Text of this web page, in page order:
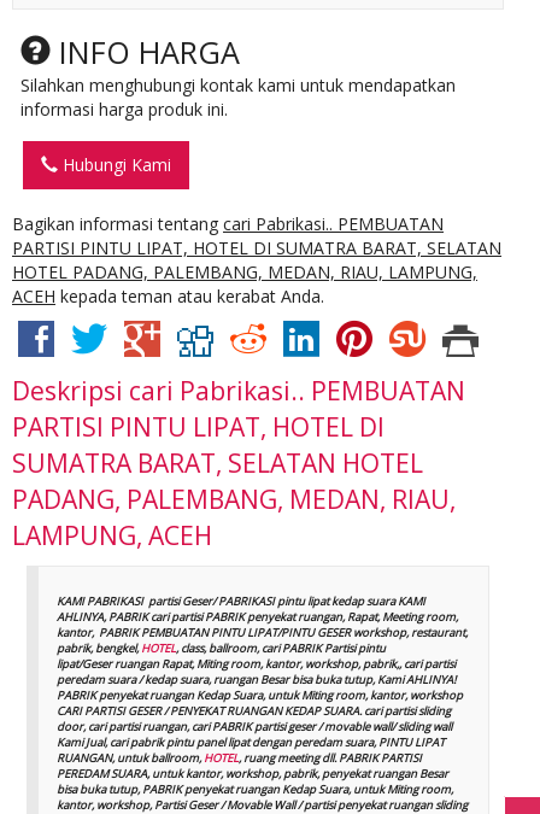
INFO HARGA
Silahkan menghubungi kontak kami untuk mendapatkan
informasi harga produk ini.
Hubungi Kami
Bagikan informasi tentang cari Pabrikasi.. PEMBUATAN
PARTISI PINTU LIPAT, HOTEL DI SUMATRA BARAT, SELATAN
HOTEL PADANG, PALEMBANG, MEDAN, RIAU, LAMPUNG,
ACEH kepada teman atau kerabat Anda.
Deskripsi cari Pabrikasi.. PEMBUATAN
PARTISI PINTU LIPAT, HOTEL DI
SUMATRA BARAT, SELATAN HOTEL
PADANG, PALEMBANG, MEDAN, RIAU,
LAMPUNG, ACEH
KAMI PABRIKASI partisi Geser/ PABRIKASI pintu lipat kedap suara KAMI
AHLINYA, PABRIK cari partisi PABRIK penyekat ruangan, Rapat, Meeting room,
kantor, PABRIK PEMBUATAN PINTU LIPAT/PINTU GESER workshop, restaurant,
pabrik, bengkel,HOTEL, class, ballroom, cari PABRIK Partisi pintu
lipat/Geser ruangan Rapat, Miting room, kantor, workshop, pabrik,, cari partisi
peredam suara / kedap suara, ruangan Besar bisa buka tutup, Kami AHLINYA!
PABRIK penyekat ruangan Kedap Suara, untuk Miting room, kantor, workshop
CARI PARTISI GESER / PENYEKAT RUANGAN KEDAP SUARA. cari partisi sliding
door, cari partisi ruangan, cari PABRIK partisi geser / movable wall/ sliding wall
Kami Jual, cari pabrik pintu panel lipat dengan peredam suara, PINTU LIPAT
RUANGAN, untuk ballroom,HOTEL, ruang meeting dll. PABRIK PARTISI
PEREDAM SUARA, untuk kantor, workshop, pabrik, penyekat ruangan Besar
bisa buka tutup, PABRIK penyekat ruangan Kedap Suara, untuk Miting room,
kantor, workshop, Partisi Geser / Movable Wall / partisi penyekat ruangan sliding